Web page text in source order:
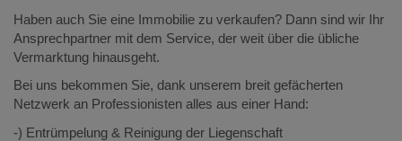
Haben auch Sie eine Immobilie zu verkaufen? Dann sind wir Ihr
Ansprechpartner mit dem Service, der weit über die übliche
Vermarktung hinausgeht.
Bei uns bekommen Sie, dank unserem breit gefächerten
Netzwerk an Professionisten alles aus einer Hand:
-) Entrümpelung & Reinigung der Liegenschaft